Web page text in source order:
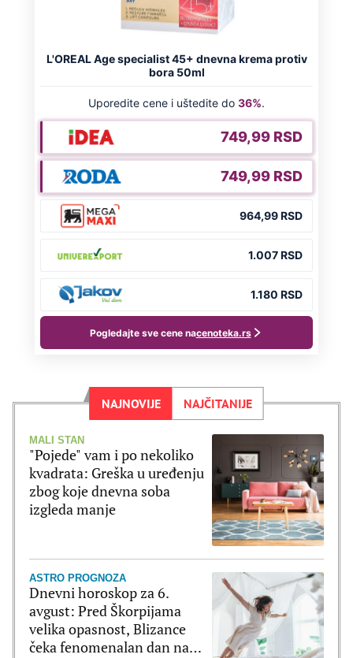
NAJNOVIJE NAJČITANIJE
MALI STAN
"Pojede" vam i po nekoliko
kvadrata: Greška u uređenju
zbog koje dnevna soba
izgleda manje
ASTRO PROGNOZA
Dnevni horoskop za 6.
avgust: Pred Škorpijama
velika opasnost, Blizance
čeka fenomenalan dan na